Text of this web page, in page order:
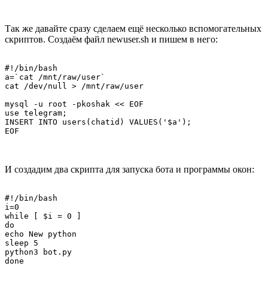
Так же давайте сразу сделаем ещё несколько вспомогательных
скриптов. Создаём файл newuser.sh и пишем в него:
#!/bin/bash
a=`cat /mnt/raw/user`
cat /dev/null > /mnt/raw/user
mysql -u root -pkoshak << EOF
use telegram;
INSERT INTO users(chatid) VALUES('$a');
И создадим два скрипта для запуска бота и программы окон:
#!/bin/bash
i=0
while [ $i = 0 ]
do
echo New python
sleep 5
python3 bot.py